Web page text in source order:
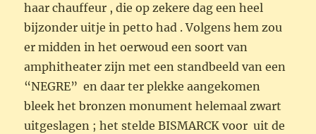
haar chauffeur , die op zekere dag een heel
bijzonder uitje in petto had . Volgens hem zou
er midden in het oerwoud een soort van
amphitheater zijn met een standbeeld van een
“NEGRE” en daar ter plekke aangekomen
bleek het bronzen monument helemaal zwart
uitgeslagen ; het stelde BISMARCK voor uit de